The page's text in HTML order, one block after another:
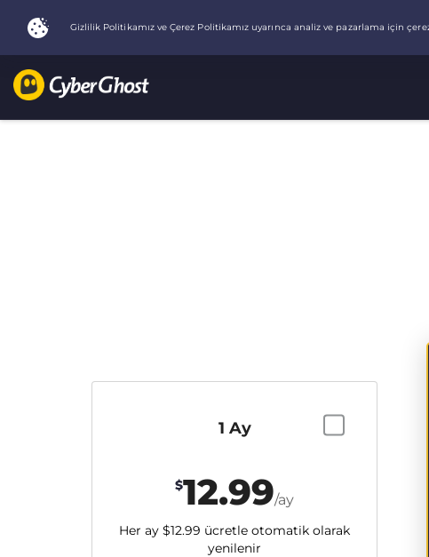
1 Ay
$12.99/ay
Her ay $12.99 ücretle otomatik olarak
yenilenir